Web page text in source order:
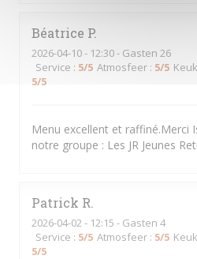
Béatrice P
2026-04-10- 12:30 - Gasten 26
Service : 5/5 Atmosfeer : 5/5
5/5
Menu excellent et raffiné.Merci
notre groupe : Les JR Jeunes
Patrick R
2026-04-02 - 12:15 - Gasten 4
Service : 5/5 Atmosfeer : 5/5
5/5